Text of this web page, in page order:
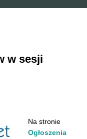
w sesji
Na stronie
Ogłoszenia